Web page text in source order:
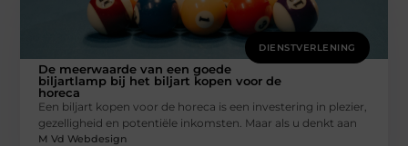
DIENSTVERLENING
De meerwaarde van een goede
biljartlamp bij het biljart kopen voor de
horeca
Een biljart kopen voor de horeca is een investering in plezier,
gezelligheid en potentiële inkomsten. Maar als u denkt aan
M Vd Webdesign